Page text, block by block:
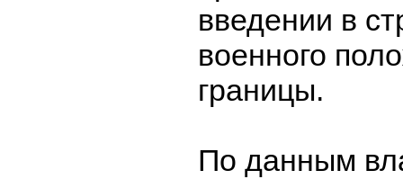
введении в
военного
границы.
По данным